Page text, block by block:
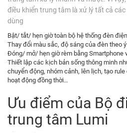
điều khiển trung tâm là xử lý tất cả
dùng
Bật/ tắt/ hẹn giờ toàn bộ hệ thống đèn
Thay đổi màu sắc, độ sáng của đèn theo
Đóng/ mở/ hẹn giờ rèm bằng Smartphone
Thiết lập các kịch bản sống thông minh
chuyển động, nhóm cảnh, lên lịch, tạo
hoạt động đồng thời…
Ưu điểm của Bộ
trung tâm Lumi